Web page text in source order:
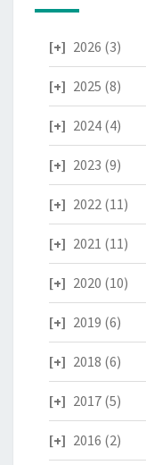
2026 (3)
2025 (8)
2024 (4)
2023 (9)
2022 (11)
2021 (11)
2020 (10)
2019 (6)
2018 (6)
2017 (5)
2016 (2)